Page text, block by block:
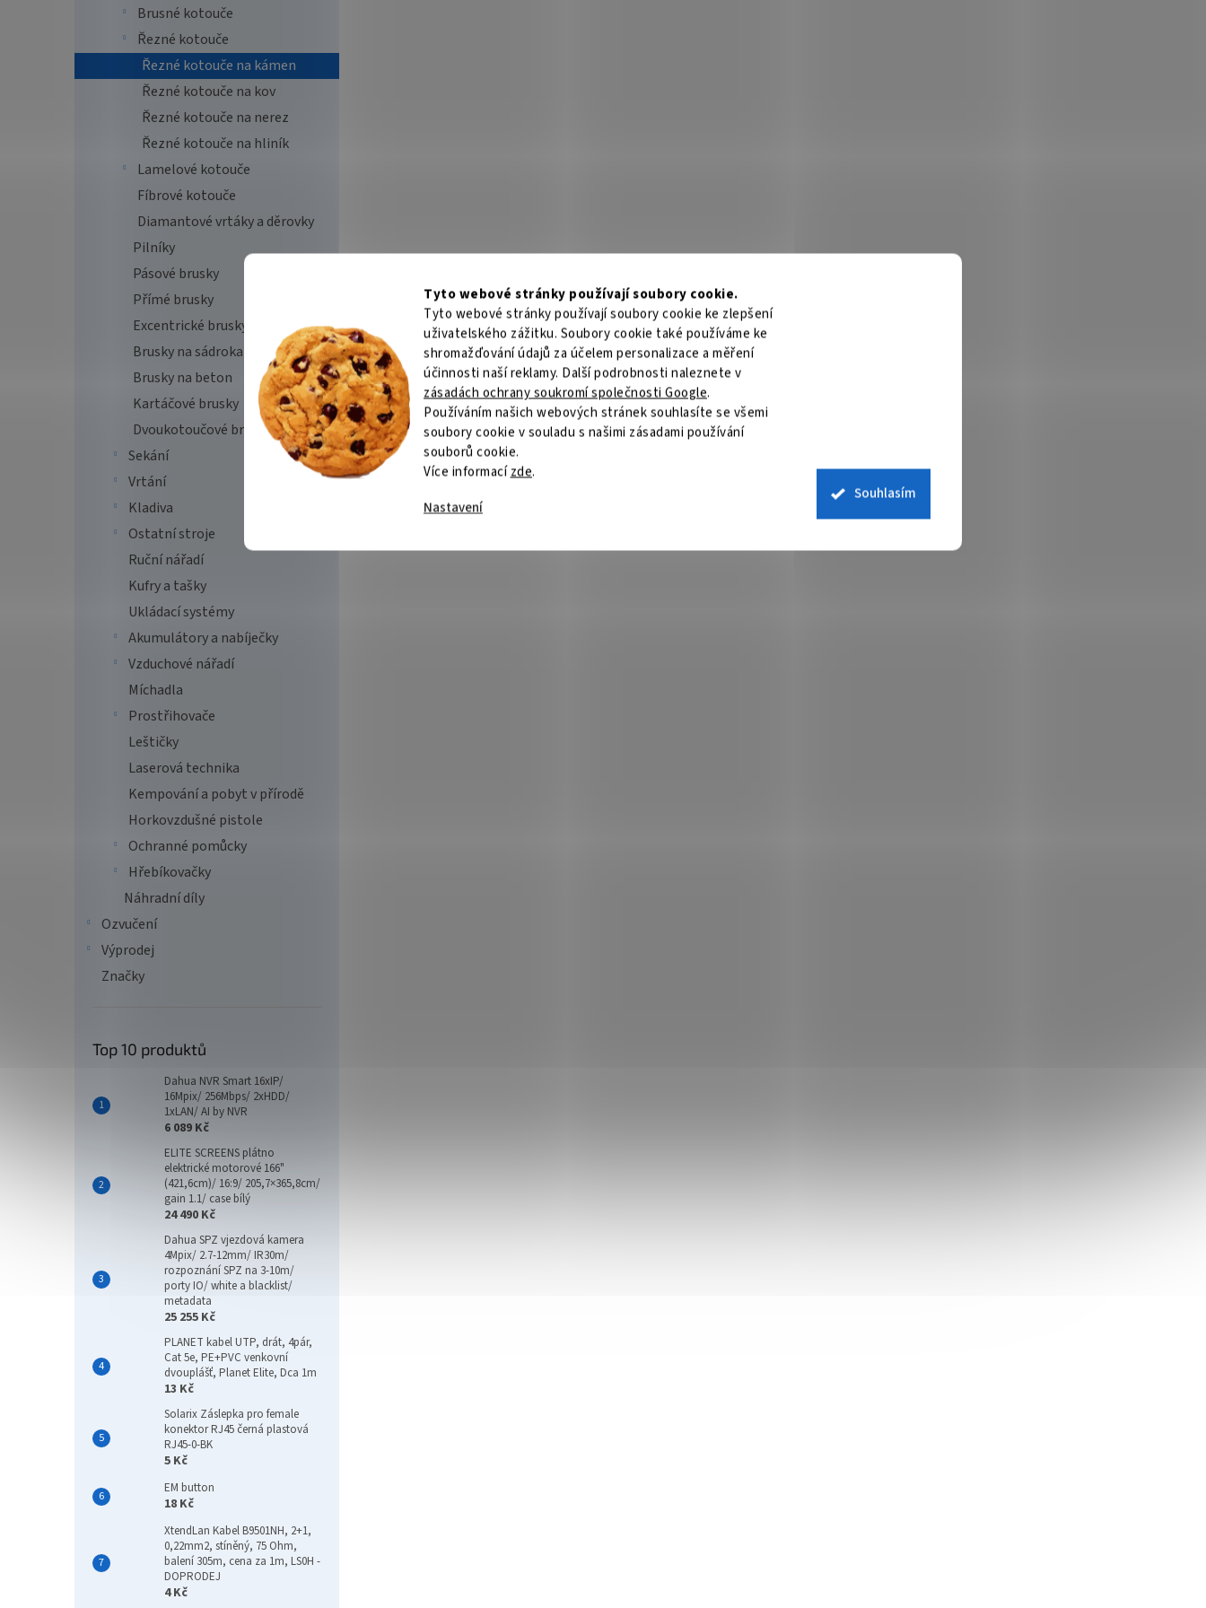
Tyto webové stránky používají soubory cookie.
Tyto webové stránky používají soubory cookie ke zlepšení
uživatelského zážitku. Soubory cookie také používáme ke
shromažďování údajů za účelem personalizace a měření
účinnosti naší reklamy. Další podrobnosti naleznete v
zásadách ochrany soukromí společnosti Google.
Používáním našich webových stránek souhlasíte se všemi
soubory cookie v souladu s našimi zásadami používání
souborů cookie.
Více informacízde.
Nastavení
Souhlasím
Brusné kotouče
Řezné kotouče
Řezné kotouče na kámen
Řezné kotouče na kov
Řezné kotouče na nerez
Řezné kotouče na hliník
Lamelové kotouče
Fíbrové kotouče
Diamantové vrtáky a děrovky
Pilníky
Pásové brusky
Přímé brusky
Excentrické brusky
Brusky na sádrokarton
Brusky na beton
Kartáčové brusky
Dvoukotoučové brusky
Sekání
Vrtání
Kladiva
Ostatní stroje
Ruční nářadí
Kufry a tašky
Ukládací systémy
Akumulátory a nabíječky
Vzduchové nářadí
Míchadla
Prostřihovače
Leštičky
Laserová technika
Kempování a pobyt v přírodě
Horkovzdušné pistole
Ochranné pomůcky
Hřebíkovačky
Náhradní díly
Ozvučení
Výprodej
Značky
Top 10 produktů
Dahua NVR Smart 16xIP/
16Mpix/ 256Mbps/ 2xHDD/
1xLAN/ AI by NVR
6 089 Kč
ELITE SCREENS plátno
elektrické motorové 166"
(421,6cm)/ 16:9/ 205,7×365,8cm/
gain 1.1/ case bílý
24 490 Kč
Dahua SPZ vjezdová kamera
4Mpix/ 2.7-12mm/ IR30m/
rozpoznání SPZ na 3-10m/
porty IO/ white a blacklist/
metadata
25 255 Kč
PLANET kabel UTP, drát, 4pár,
Cat 5e, PE+PVC venkovní
dvouplášť, Planet Elite, Dca 1m
13 Kč
Solarix Záslepka pro female
konektor RJ45 černá plastová
RJ45-0-BK
5 Kč
EM button
18 Kč
XtendLan Kabel B9501NH, 2+1,
0,22mm2, stíněný, 75 Ohm,
balení 305m, cena za 1m, LS0H -
DOPRODEJ
4 Kč